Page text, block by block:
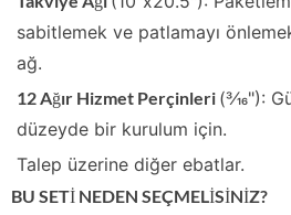
sabitlemek ve patlamayı
ağ.
12 Ağır Hizmet Perçinleri (3⁄16"):
düzeyde bir kurulum için.
Talep üzerine diğer ebatlar.
BU SETİ NEDEN SEÇMELİSİNİZ?